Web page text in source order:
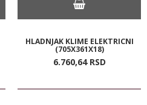
HLADNJAK KLIME ELEKTRICNI
(705X361X18)
6.760,64 RSD